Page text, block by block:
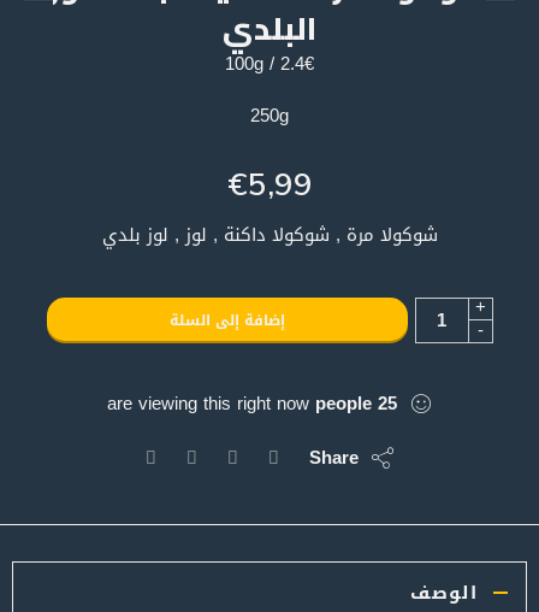
البلدي
2.4€ / 100g
250g
€5,99
شوكولا مرة , شوكولا داكنة , لوز , لوز بلدي
+
- إضافة إلى السلة
25
people
are viewing this right now
Share
الوصف